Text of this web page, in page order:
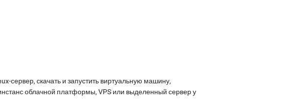
сервер, скачать и запустить виртуальную машину,
облачной платформы, VPS или выделенный сервер у